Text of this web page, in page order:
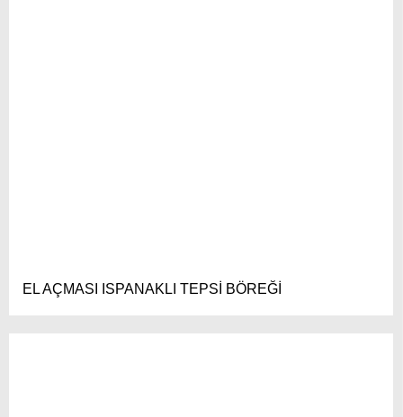
EL AÇMASI ISPANAKLI TEPSİ BÖREĞİ